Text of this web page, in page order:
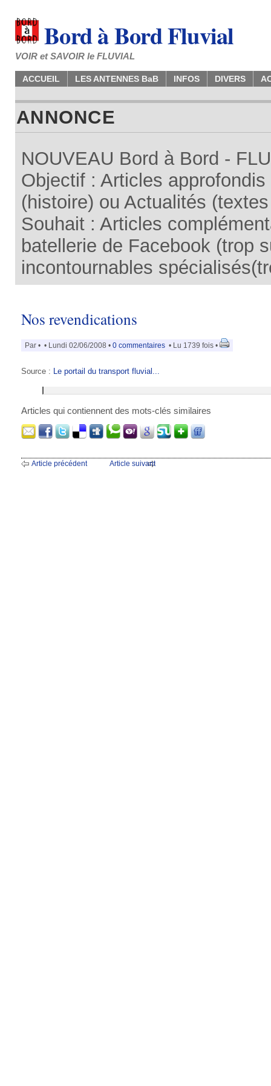
Bord à Bord Fluvial
VOIR et SAVOIR le FLUVIAL
ACCUEIL LES ANTENNES BaB INFOS DIVERS
ANNONCE
NOUVEAU Bord à Bord -
Objectif : Articles
(histoire) ou Actualités
Souhait : Articles
batellerie de Facebook (trop
incontournables
Nos revendications
Par • • Lundi 02/06/2008 • 0 commentaires • Lu 1739 fois •
Source : Le portail du transport fluvial...
Articles qui contiennent des mots-clés similaires
Article précédent Article suivant